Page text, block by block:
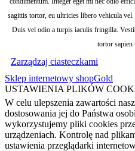
sagittis tortor, eu ultricies libero vehicula
Duis vel odio a turpis iaculis fringilla.
tortor sapien
Zarządzaj ciasteczkami
Sklep internetowy shopGold
USTAWIENIA PLIKÓW
W celu ulepszenia zawartości
dostosowania jej do Państwa
wykorzystujemy pliki cookies
urządzeniach. Kontrolę nad
ustawienia przeglądarki